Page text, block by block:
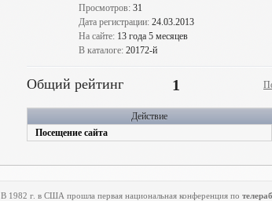
Просмотров: 31
Дата регистрации: 24.03.2013
На сайте: 13 года 5 месяцев
В каталоге: 20172-й
Общий рейтинг 1
Действие
Посещение сайта
В 1982 г. в США прошла первая национальная конференция по